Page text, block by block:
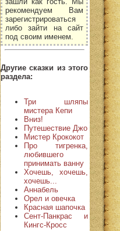
рекомендуем Вам
зарегистрироваться
либо зайти на сайт
под своим именем.
Другие сказки из этого
раздела:
Три шляпы
мистера Кепи
Вниз!
Путешествие Джо
Мистер Крококот
Про тигренка,
любившего
принимать ванну
Хочешь, хочешь,
хочешь...
Аннабель
Орел и овечка
Красная шапочка
Сент-Панкрас и
Кингс-Кросс